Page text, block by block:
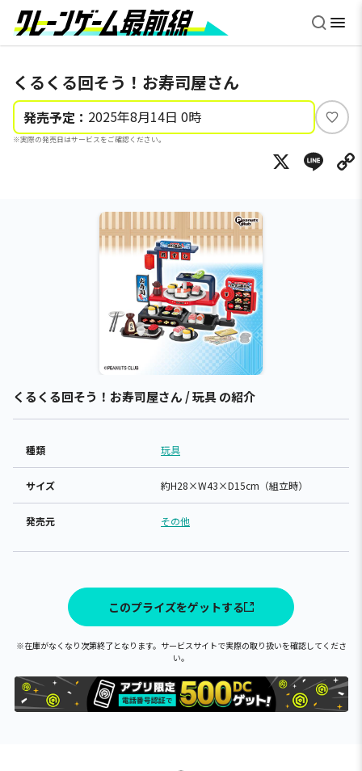
くるくる回そう！お寿司屋さん
発売予定： 2025年8月14日 0時
※実際の発売日はサービスをご確認ください。
い
ね
X
くるくる回そう！お寿司屋さん / 玩具 の紹介
種類 玩具
サイズ 約H28×W43×D15cm（組立時）
発売元 その他
このプライズをゲットする
※在庫がなくなり次第終了となります。サービスサイトで実際の取り扱いを確認してくださ
い。